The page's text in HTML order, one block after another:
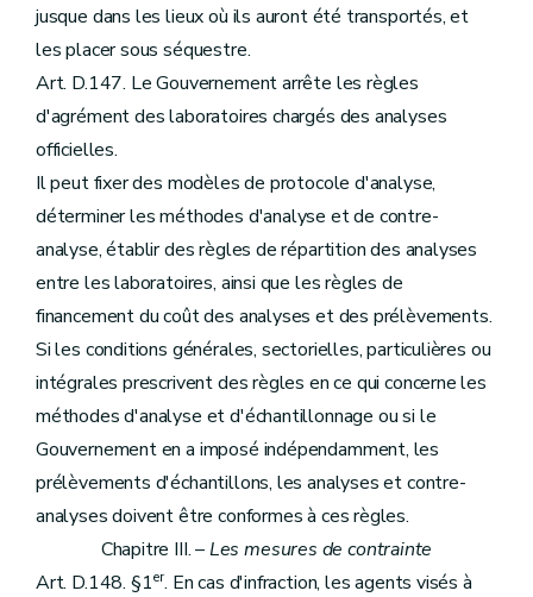
jusque dans les lieux où ils auront été transportés, et
les placer sous séquestre.
Art. D.147. Le Gouvernement arrête les règles
d'agrément des laboratoires chargés des analyses
officielles.
Il peut fixer des modèles de protocole d'analyse,
déterminer les méthodes d'analyse et de contre-
analyse, établir des règles de répartition des analyses
entre les laboratoires, ainsi que les règles de
financement du coût des analyses et des prélèvements.
Si les conditions générales, sectorielles, particulières ou
intégrales prescrivent des règles en ce qui concerne les
méthodes d'analyse et d'échantillonnage ou si le
Gouvernement en a imposé indépendamment, les
prélèvements d'échantillons, les analyses et contre-
analyses doivent être conformes à ces règles.
Chapitre III. –Les mesures de contrainte
Art. D.148. §1er. En cas d'infraction, les agents visés à